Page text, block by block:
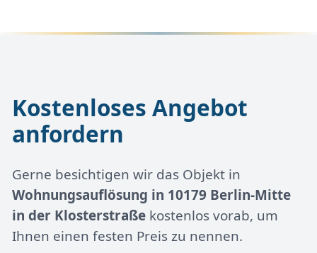
Kostenloses Angebot
anfordern
Gerne besichtigen wir das Objekt in
Wohnungsauflösung in 10179 Berlin-Mitte
in der Klosterstraßekostenlos vorab, um
Ihnen einen festen Preis zu nennen.